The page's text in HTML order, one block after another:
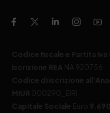
Codice fiscale e Partita Iva
Iscrizione REA NA 920756
Codice di iscrizione
MIUR 000290_EIRI
Capitale Sociale Euro